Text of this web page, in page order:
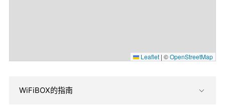
Leaflet | ©OpenStreetMap
WiFiBOX的指南